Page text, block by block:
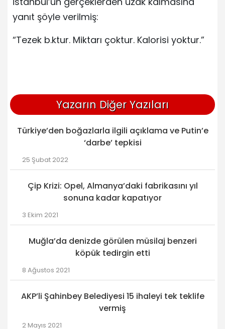
yanıt şöyle verilmiş:
“Tezek b.ktur. Miktarı çoktur. Kalorisi yoktur.”
Yazarın Diğer Yazıları
Türkiye’den boğazlarla ilgili açıklama ve Putin’e
‘darbe’ tepkisi
25 Şubat 2022
Çip Krizi: Opel, Almanya’daki fabrikasını yıl
sonuna kadar kapatıyor
3 Ekim 2021
Muğla’da denizde görülen müsilaj benzeri
köpük tedirgin etti
8 Ağustos 2021
AKP’li Şahinbey Belediyesi 15 ihaleyi tek teklife
vermiş
2 Mayıs 2021